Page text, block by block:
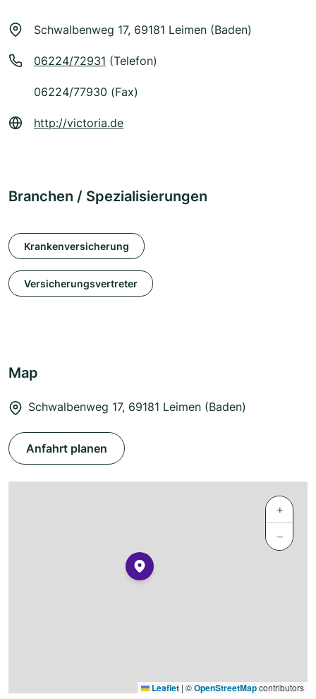
Schwalbenweg 17, 69181 Leimen (Baden)
06224/72931 (Telefon)
06224/77930 (Fax)
http://victoria.de
Branchen / Spezialisierungen
Krankenversicherung
Versicherungsvertreter
Map
Schwalbenweg 17, 69181 Leimen (Baden)
Anfahrt planen
+
−
Leaflet | ©OpenStreetMapcontributors